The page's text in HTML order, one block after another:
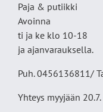
Paja & putiikki
Avoinna
ti ja ke klo 10-18
ja ajanvarauksella.
Puh. 0456136811/
Yhteys myyjään